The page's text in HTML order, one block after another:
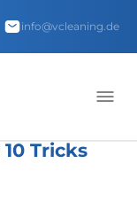
info@vcleaning.de
10 Tricks